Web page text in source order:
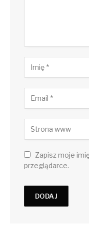
Zapisz moje
przeglądarce.